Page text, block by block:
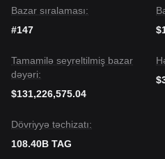
Bazar sıralaması:
#147
Tamamilə seyreltilmiş bazar
dəyəri:
$131,226,575.04
Dövriyyə təchizatı:
108.40B TAG